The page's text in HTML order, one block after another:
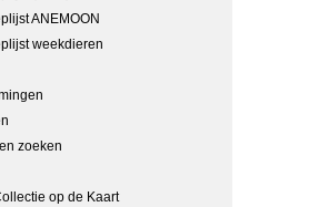
ANEMOON
weekdieren
zoeken
op de Kaart